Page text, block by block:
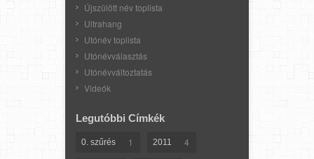
Újszülött név toplista
Ultrahang
Utónév toplista
Utónévválasztás
Utónévváltoztatás
Videók
Legutóbbi Címkék
0. szűrés 1 2011 4